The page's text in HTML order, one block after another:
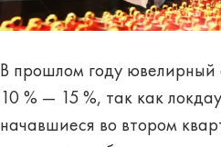
В прошлом году ювелирный
10 % — 15 %, так как
начавшиеся во втором